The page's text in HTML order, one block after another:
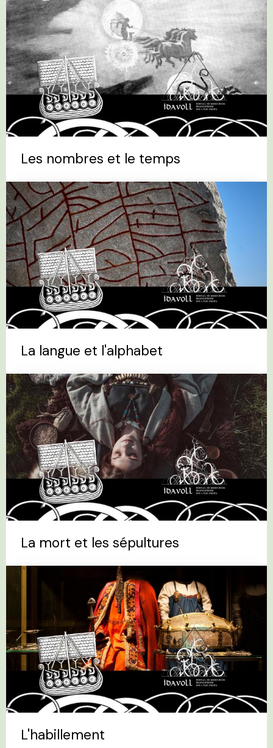
Les nombres et le temps
La langue et l'alphabet
La mort et les sépultures
L'habillement